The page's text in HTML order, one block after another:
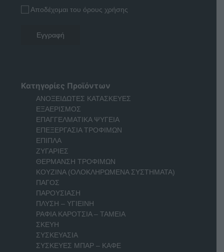
Αποδέχομαι του όρους χρήσης
Κατηγορίες Προϊόντων
ΑΝΟΞΕΙΔΩΤΕΣ ΚΑΤΑΣΚΕΥΕΣ
ΕΞΑΕΡΙΣΜΟΣ
ΕΠΑΓΓΕΛΜΑΤΙΚΑ ΨΥΓΕΙΑ
ΕΠΕΞΕΡΓΑΣΙΑ ΤΡΟΦΙΜΩΝ
ΕΠΙΠΛΑ
ΖΥΓΑΡΙΕΣ
ΘΕΡΜΑΝΣΗ ΤΡΟΦΙΜΩΝ
ΚΟΥΖΙΝΑ (ΟΛΟΚΛΗΡΩΜΕΝΑ ΣΥΣΤΗΜΑΤΑ)
ΠΑΓΟΣ
ΠΑΡΟΥΣΙΑΣΗ
ΠΛΥΣΗ – ΥΓΙΕΙΝΗ
ΡΑΦΙΑ ΚΑΡΟΤΣΙΑ – ΤΑΜΕΙΑ
ΣΚΕΥΗ
ΣΥΣΚΕΥΑΣΙΑ
ΣΥΣΚΕΥΕΣ ΜΠΑΡ – ΚΑΦΕ